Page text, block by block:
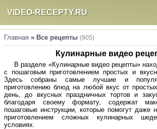
VIDEO-RECEPTY.RU
Главная » Все рецепты (905)
Кулинарные видео
В разделе «Кулинарные видео рецепты»
с пошаговым приготовлением простых и
Здесь собраны самые лучшие и
приготовлению блюд на любой вкус от
день, до вкусных праздничных тортов и
благодаря своему формату, содержат
пошаговые инструкции, которые помогут даже
приготовлением сложных кулинарных
условиях.